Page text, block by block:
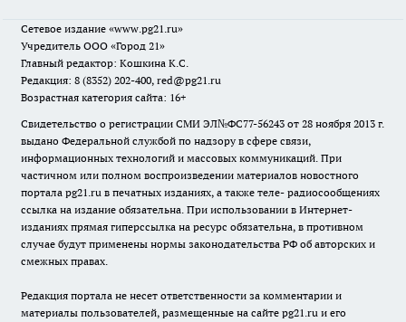
Сетевое издание «www.pg21.ru»
Учредитель ООО «Город 21»
Главный редактор: Кошкина К.С.
Редакция: 8 (8352) 202-400, red@pg21.ru
Возрастная категория сайта: 16+
Свидетельство о регистрации СМИ ЭЛ№ФС77-56243 от 28 ноября 2013 г.
выдано Федеральной службой по надзору в сфере связи,
информационных технологий и массовых коммуникаций. При
частичном или полном воспроизведении материалов новостного
портала pg21.ru в печатных изданиях, а также теле- радиосообщениях
ссылка на издание обязательна. При использовании в Интернет-
изданиях прямая гиперссылка на ресурс обязательна, в противном
случае будут применены нормы законодательства РФ об авторских и
смежных правах.
Редакция портала не несет ответственности за комментарии и
материалы пользователей, размещенные на сайте pg21.ru и его